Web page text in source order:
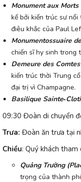
Monument aux Morts
kế bởi kiến trúc sư
điêu khắc của Paul
Monumentossuaire
chiến sĩ hy sinh trong
Demeure des
kiến trúc thời Trung
đại trị vì Champagne.
Basilique
09:30 Đoàn di chuyển
Trưa: Đoàn ăn trưa tại
Chiều: Quý khách tham
Quảng Trường
trọng của thành